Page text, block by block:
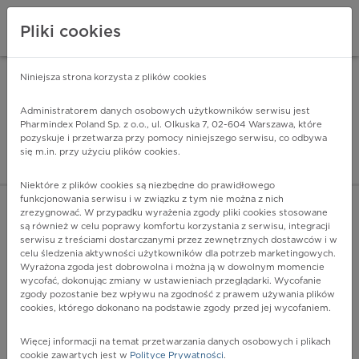
Pharmindex - lider
ZALOGUJ SIĘ
S98.0 - Amputacja urazowa na poziomie stawu skokowego
Więcej na lekiicd10.pl
Pliki cookies
Niniejsza strona korzysta z plików cookies
Administratorem danych osobowych użytkowników serwisu jest
Pharmindex Poland Sp. z o.o., ul. Olkuska 7, 02-604 Warszawa, które
pozyskuje i przetwarza przy pomocy niniejszego serwisu, co odbywa
się m.in. przy użyciu plików cookies.
Niektóre z plików cookies są niezbędne do prawidłowego
funkcjonowania serwisu i w związku z tym nie można z nich
zrezygnować. W przypadku wyrażenia zgody pliki cookies stosowane
są również w celu poprawy komfortu korzystania z serwisu, integracji
serwisu z treściami dostarczanymi przez zewnętrznych dostawców i w
celu śledzenia aktywności użytkowników dla potrzeb marketingowych.
Wyrażona zgoda jest dobrowolna i można ją w dowolnym momencie
wycofać, dokonując zmiany w ustawieniach przeglądarki. Wycofanie
zgody pozostanie bez wpływu na zgodność z prawem używania plików
cookies, którego dokonano na podstawie zgody przed jej wycofaniem.
Więcej informacji na temat przetwarzania danych osobowych i plikach
cookie zawartych jest w Polityce Prywatności.
ZA DARMO - w Google Play INSTALUJ